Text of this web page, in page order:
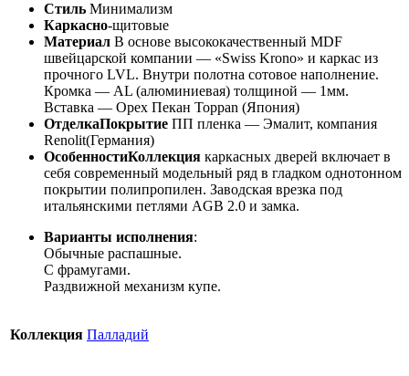
Стиль Минимализм
Каркасно-щитовые
Материал В основе высококачественный MDF
швейцарской компании — «Swiss Krono» и каркас из
прочного LVL. Внутри полотна сотовое наполнение.
Кромка — AL (алюминиевая) толщиной — 1мм.
Вставка — Орех Пекан Toppan (Япония)
ОтделкаПокрытие ПП пленка — Эмалит, компания
Renolit(Германия)
ОсобенностиКоллекция каркасных дверей включает в
себя современный модельный ряд в гладком однотонном
покрытии полипропилен. Заводская врезка под
итальянскими петлями AGB 2.0 и замка.
Варианты исполнения:
Обычные распашные.
С фрамугами.
Раздвижной механизм купе.
Коллекция Палладий